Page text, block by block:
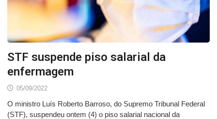
STF suspende piso salarial da
enfermagem
05/09/2022
O ministro Luís Roberto Barroso, do Supremo Tribunal Federal
(STF), suspendeu ontem (4) o piso salarial nacional da